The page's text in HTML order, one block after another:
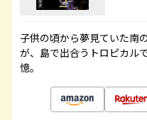
子供の頃から夢見ていた南
が、島で出合うトロピカル
憶。